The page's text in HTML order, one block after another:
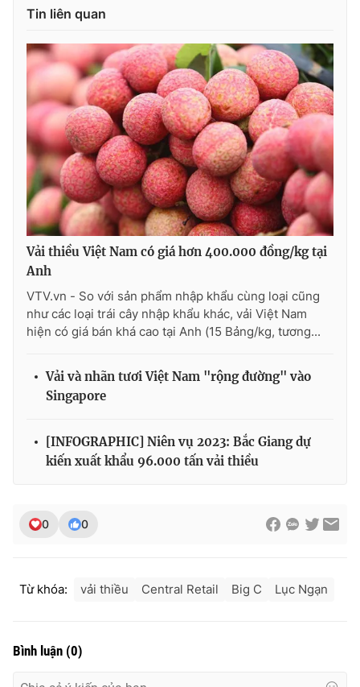
Ðiện thoại Thời báo VTV:
Liên hệ quảng cáo:024-7300.7108
thuận bằng văn bản. Ghi rõ nguồn VTV.vn khi phát hành lại
thông tin từ website này.
Tin liên quan
Vải thiều Việt Nam có giá hơn 400.000 đồng/kg tại
Anh
VTV.vn - So với sản phẩm nhập khẩu cùng loại cũng
như các loại trái cây nhập khẩu khác, vải Việt Nam
hiện có giá bán khá cao tại Anh (15 Bảng/kg, tương...
Vải và nhãn tươi Việt Nam "rộng đường" vào
Singapore
[INFOGRAPHIC] Niên vụ 2023: Bắc Giang dự
kiến xuất khẩu 96.000 tấn vải thiều
0 0
Từ khóa: vải thiều Central Retail Big C Lục Ngạn
Bình luận (0)